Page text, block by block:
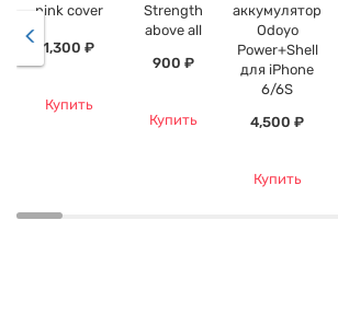
pink cover
1,300 ₽
Купить
Strength
above all
900 ₽
Купить
аккумулятор
Odoyo
Power+Shell
для iPhone
6/6S
4,500 ₽
Купить